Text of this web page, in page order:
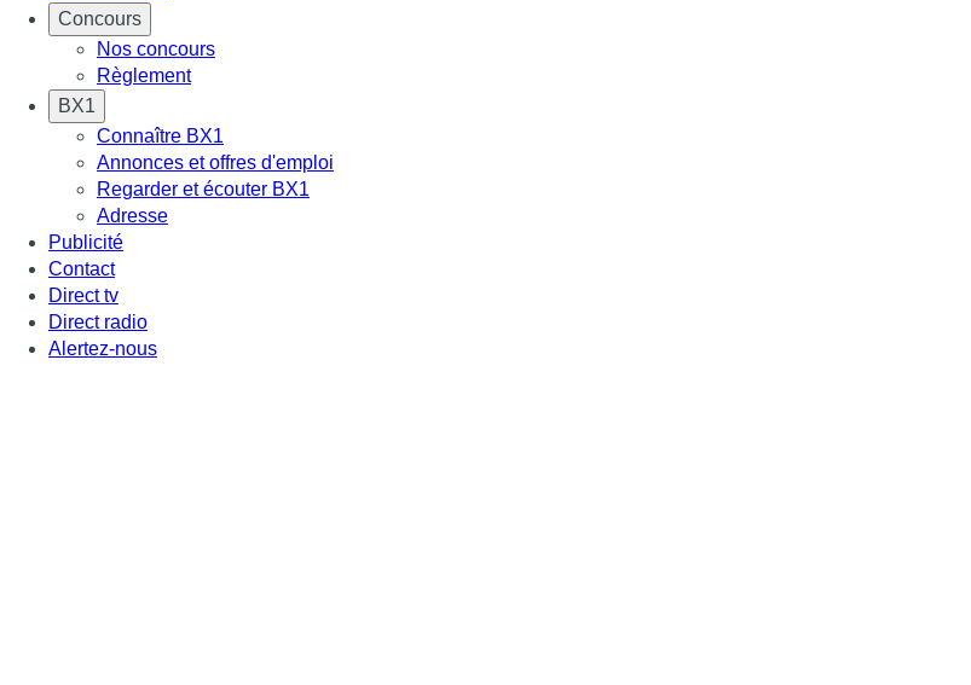
Concours
Nos concours
Règlement
BX1
Connaître BX1
Annonces et offres d'emploi
Regarder et écouter BX1
Adresse
Publicité
Contact
Direct tv
Direct radio
Alertez-nous